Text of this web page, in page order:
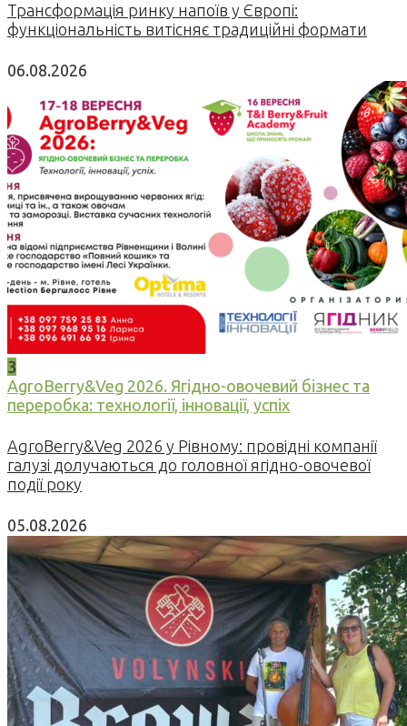
Трансформація ринку напоїв у Європі:
функціональність витісняє традиційні формати
06.08.2026
3
AgroBerry&Veg 2026. Ягідно-овочевий бізнес та
переробка: технології, інновації, успіх
AgroBerry&Veg 2026 у Рівному: провідні компанії
галузі долучаються до головної ягідно-овочевої
події року
05.08.2026